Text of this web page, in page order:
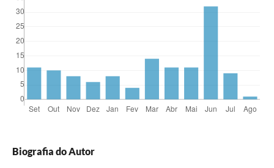
Biografia do Autor